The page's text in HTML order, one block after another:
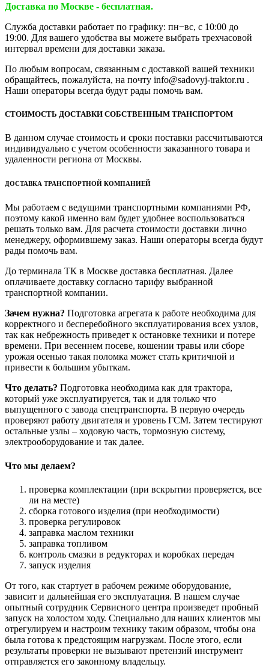
Доставка по Москве - бесплатная.
Служба доставки работает по графику: пн−вс, с 10:00 до
19:00. Для вашего удобства вы можете выбрать трехчасовой
интервал времени для доставки заказа.
По любым вопросам, связанным с доставкой вашей техники
обращайтесь, пожалуйста, на почту info@sadovyj-traktor.ru .
Наши операторы всегда будут рады помочь вам.
СТОИМОСТЬ ДОСТАВКИ СОБСТВЕННЫМ ТРАНСПОРТОМ
В данном случае стоимость и сроки поставки рассчитываются
индивидуально с учетом особенности заказанного товара и
удаленности региона от Москвы.
ДОСТАВКА ТРАНСПОРТНОЙ КОМПАНИЕЙ
Мы работаем с ведущими транспортными компаниями РФ,
поэтому какой именно вам будет удобнее воспользоваться
решать только вам. Для расчета стоимости доставки лично
менеджеру, оформившему заказ. Наши операторы всегда будут
рады помочь вам.
До терминала ТК в Москве доставка бесплатная. Далее
оплачиваете доставку согласно тарифу выбранной
транспортной компании.
Зачем нужна? Подготовка агрегата к работе необходима для
корректного и бесперебойного эксплуатирования всех узлов,
так как небрежность приведет к остановке техники и потере
времени. При весеннем посеве, кошении травы или сборе
урожая осенью такая поломка может стать критичной и
привести к большим убыткам.
Что делать? Подготовка необходима как для трактора,
который уже эксплуатируется, так и для только что
выпущенного с завода спецтранспорта. В первую очередь
проверяют работу двигателя и уровень ГСМ. Затем тестируют
остальные узлы – ходовую часть, тормозную систему,
электрооборудование и так далее.
Что мы делаем?
проверка комплектации (при вскрытии проверяется, все
ли на месте)
сборка готового изделия (при необходимости)
проверка регулировок
заправка маслом техники
заправка топливом
контроль смазки в редукторах и коробках передач
запуск изделия
От того, как стартует в рабочем режиме оборудование,
зависит и дальнейшая его эксплуатация. В нашем случае
опытный сотрудник Сервисного центра произведет пробный
запуск на холостом ходу. Специально для наших клиентов мы
отрегулируем и настроим технику таким образом, чтобы она
была готова к предстоящим нагрузкам. После этого, если
результаты проверки не вызывают претензий инструмент
отправляется его законному владельцу.